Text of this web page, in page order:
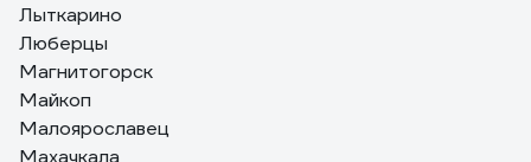
Лыткарино
Люберцы
Магнитогорск
Майкоп
Малоярославец
Махачкала